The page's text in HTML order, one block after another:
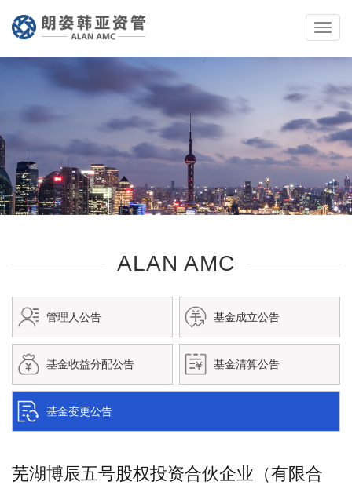
Toggle
ALAN AMC
管理人公告 基金成立公告
基金收益分配公告 基金清算公告
基金变更公告
芜湖博辰五号股权投资合伙企业（有限合